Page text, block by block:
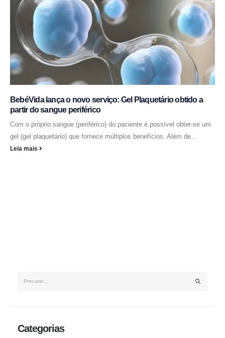
BebéVida lança o novo serviço: Gel Plaquetário obtido a
partir do sangue periférico
Com o próprio sangue (periférico) do paciente é possível obter-se um
gel (gel plaquetário) que fornece múltiplos benefícios. Além de...
Leia mais
Categorias